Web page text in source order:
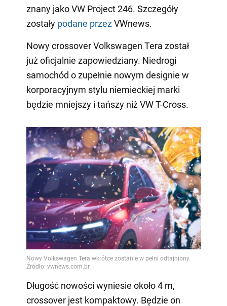
znany jako VW Project 246. Szczegóły
zostały podane przezVWnews.
Nowy crossover Volkswagen Tera został
już oficjalnie zapowiedziany. Niedrogi
samochód o zupełnie nowym designie w
korporacyjnym stylu niemieckiej marki
będzie mniejszy i tańszy niż VW T-Cross.
Długość nowości wyniesie około 4 m,
crossover jest kompaktowy. Będzie on